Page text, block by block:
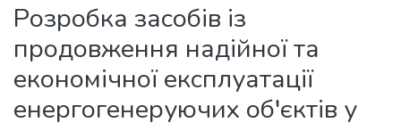
Розробка засобів із
продовження надійної та
економічної експлуатації
енергогенеруючих об′єктів у